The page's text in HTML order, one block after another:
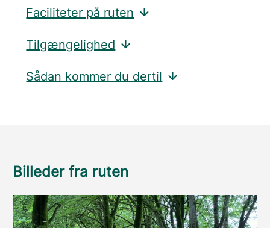
Faciliteter på ruten
Tilgængelighed
Sådan kommer du dertil
Billeder fra ruten